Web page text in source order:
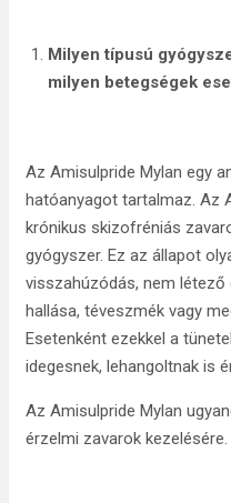
Milyen típusú
milyen betegségek
Az Amisulpride Mylan egy
hatóanyagot tartalmaz. Az
krónikus skizofréniás
gyógyszer. Ez az állapot
visszahúzódás, nem létező
hallása, téveszmék vagy
Esetenként ezekkel a
idegesnek, lehangoltnak is
Az Amisulpride Mylan
érzelmi zavarok kezelésére.